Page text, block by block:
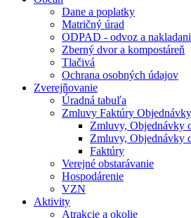
Dane a poplatky
Matričný úrad
ODPAD - odvoz a
Zberný dvor a kompostáreň
Tlačivá
Ochrana osobných údajov
Zverejňovanie
Úradná tabuľa
Zmluvy Faktúry Objednávky
Zmluvy, Objednávky
Zmluvy, Objednávky
Faktúry
Verejné obstarávanie
Hospodárenie
VZN
Aktivity
Atrakcie a okolie